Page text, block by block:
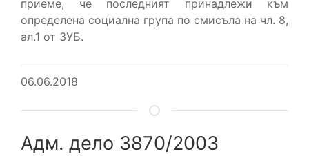
приеме, че последният принадлежи към
определена социална група по смисъла на чл. 8,
ал.1 от ЗУБ.
06.06.2018
Адм. дело 3870/2003